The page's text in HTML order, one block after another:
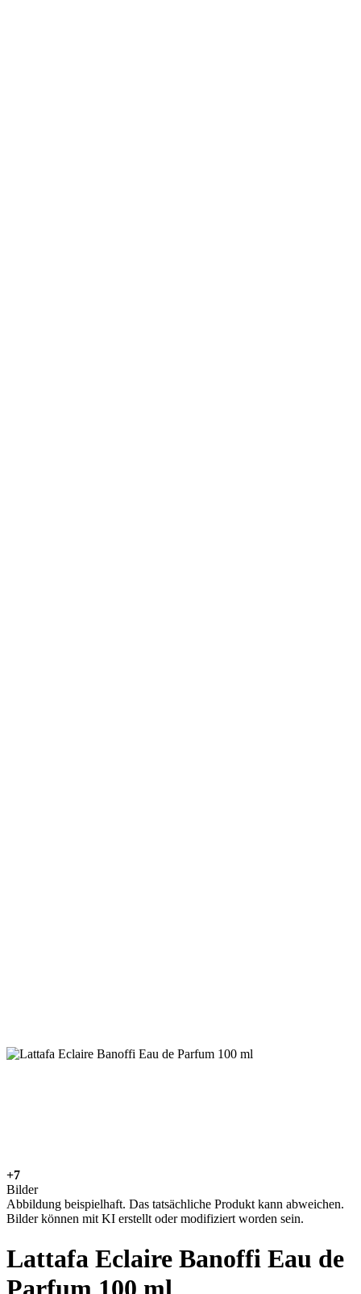
+7
Bilder
Abbildung beispielhaft. Das tatsächliche Produkt kann abweichen.
Bilder können mit KI erstellt oder modifiziert worden sein.
Lattafa Eclaire Banoffi Eau de
Parfum 100 ml